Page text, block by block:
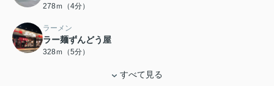
278ｍ（4分）
ラーメン
ラー麺ずんどう屋
328ｍ（5分）
すべて見る